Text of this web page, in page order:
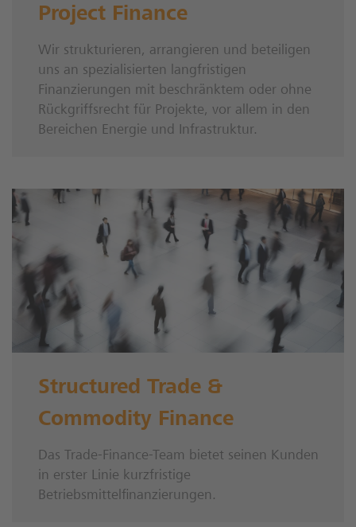
Project Finance
Wir strukturieren, arrangieren und beteiligen
uns an spezialisierten langfristigen
Finanzierungen mit beschränktem oder ohne
Rückgriffsrecht für Projekte, vor allem in den
Bereichen Energie und Infrastruktur.
Structured Trade &
Commodity Finance
Das Trade-Finance-Team bietet seinen Kunden
in erster Linie kurzfristige
Betriebsmittelfinanzierungen.